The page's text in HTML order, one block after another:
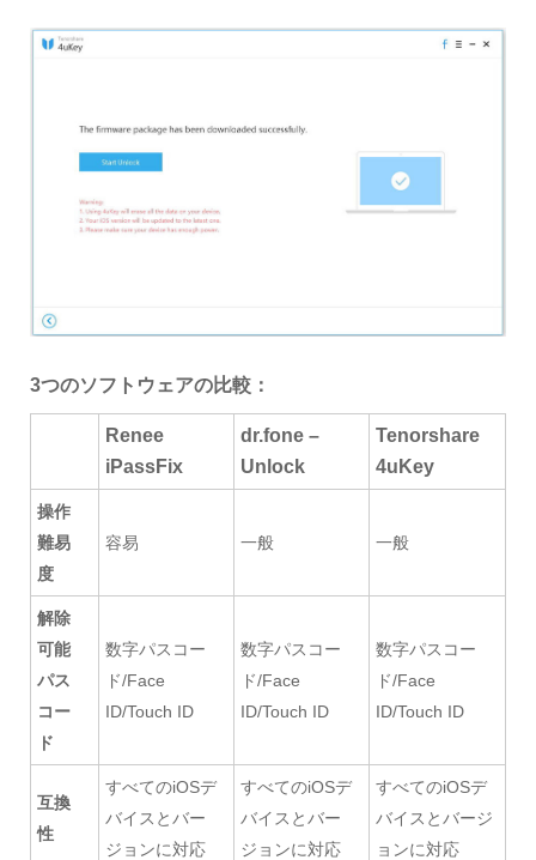
3つのソフトウェアの比較：
Renee
iPassFix
dr.fone –
Unlock
Tenorshare
4uKey
操作
難易
度
容易 一般 一般
解除
可能
パス
コー
ド
数字パスコー
ド/Face
ID/Touch ID
数字パスコー
ド/Face
ID/Touch ID
数字パスコー
ド/Face
ID/Touch ID
互換
性
すべてのiOSデ
バイスとバー
ジョンに対応
すべてのiOSデ
バイスとバー
ジョンに対応
すべてのiOSデ
バイスとバージ
ョンに対応